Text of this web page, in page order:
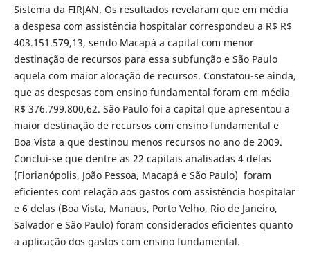
Sistema da FIRJAN. Os resultados revelaram que em média
a despesa com assistência hospitalar correspondeu a R$ R$
403.151.579,13, sendo Macapá a capital com menor
destinação de recursos para essa subfunção e São Paulo
aquela com maior alocação de recursos. Constatou-se ainda,
que as despesas com ensino fundamental foram em média
R$ 376.799.800,62. São Paulo foi a capital que apresentou a
maior destinação de recursos com ensino fundamental e
Boa Vista a que destinou menos recursos no ano de 2009.
Conclui-se que dentre as 22 capitais analisadas 4 delas
(Florianópolis, João Pessoa, Macapá e São Paulo) foram
eficientes com relação aos gastos com assistência hospitalar
e 6 delas (Boa Vista, Manaus, Porto Velho, Rio de Janeiro,
Salvador e São Paulo) foram considerados eficientes quanto
a aplicação dos gastos com ensino fundamental.